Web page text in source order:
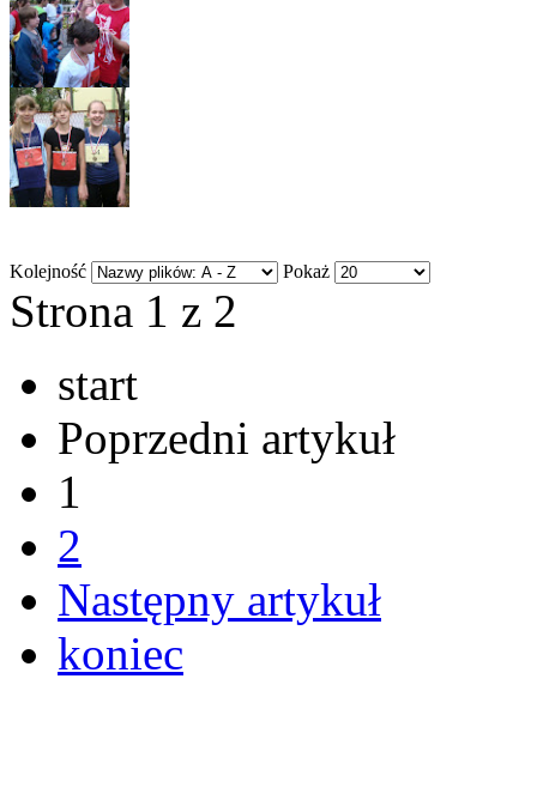
Kolejność Pokaż
Strona 1 z 2
start
Poprzedni artykuł
1
2
Następny artykuł
koniec